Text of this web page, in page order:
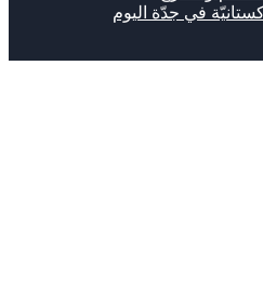
في جدّة اليوم